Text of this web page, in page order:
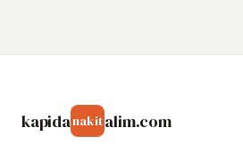
kapidanakitalim.com